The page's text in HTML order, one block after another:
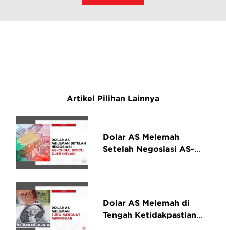
Artikel Pilihan Lainnya
Dolar AS Melemah
Setelah Negosiasi AS-
Dolar AS Melemah di
Tengah Ketidakpastian